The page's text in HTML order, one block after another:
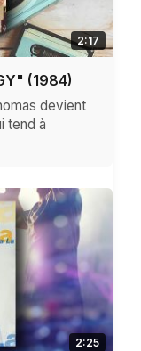
2:17
(1984)
devient
tend à
2:25